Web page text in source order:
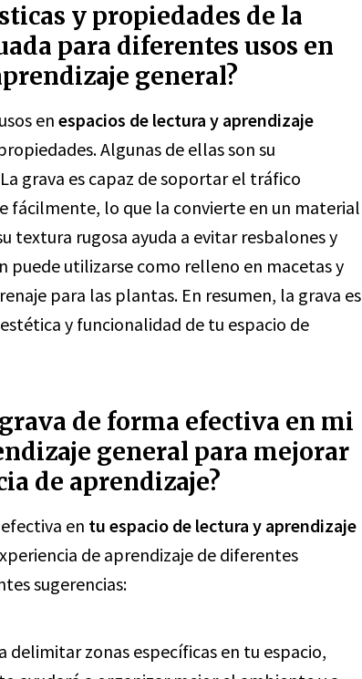
y propiedades de la
para diferentes usos en
general?
en espacios de lectura y aprendizaje
Algunas de ellas son su
grava es capaz de soportar el tráfico
fácilmente, lo que la convierte en un material
textura rugosa ayuda a evitar resbalones y
puede utilizarse como relleno en macetas y
para las plantas. En resumen, la grava es
y funcionalidad de tu espacio de
de forma efectiva en mi
general para mejorar
de aprendizaje?
en tu espacio de lectura y aprendizaje
de aprendizaje de diferentes
sugerencias:
delimitar zonas específicas en tu espacio,